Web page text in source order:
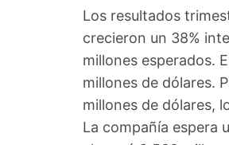
Los resultados
crecieron un 38%
millones esperados.
millones de dólares.
millones de dólares,
La compañía espera